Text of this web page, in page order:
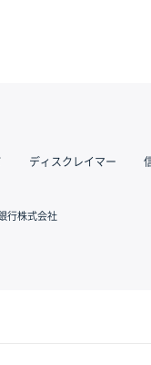
ディスクレイマー
行株式会社